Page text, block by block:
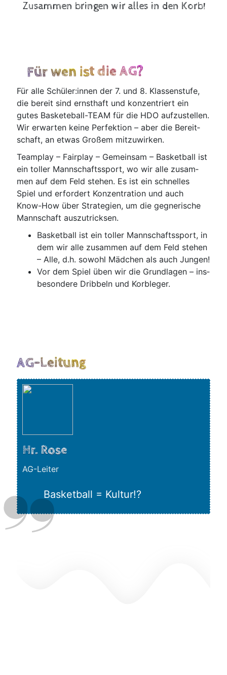
Zusam­men brin­gen wir alles in den Korb!
Für wen ist die AG?
Für alle Schüler:innen der 7. und 8. Klas­sen­stu­fe,
die bereit sind ernst­haft und kon­zen­triert ein
gutes Basketeball-TEAM für die HDO auf­zu­stel­len.
Wir erwar­ten kei­ne Per­fek­ti­on – aber die Bereit­
schaft, an etwas Gro­ßem mitzuwirken.
Team­play – Fair­play – Gemein­sam – Bas­ket­ball ist
ein tol­ler Mann­schafts­sport, wo wir alle zusam­
men auf dem Feld ste­hen. Es ist ein schnel­les
Spiel und erfor­dert Kon­zen­tra­ti­on und auch
Know-How über Stra­te­gien, um die geg­ne­ri­sche
Mann­schaft auszutricksen.
Bas­ket­ball ist ein tol­ler Mann­schafts­sport, in
dem wir alle zusam­men auf dem Feld ste­hen
– Alle, d.h. sowohl Mäd­chen als auch Jungen!
Vor dem Spiel üben wir die Grund­la­gen – ins­
be­son­de­re Drib­beln und Korbleger.
AG-Leitung
Hr. Rose
AG-Leiter
Bas­ket­ball = Kultur!?